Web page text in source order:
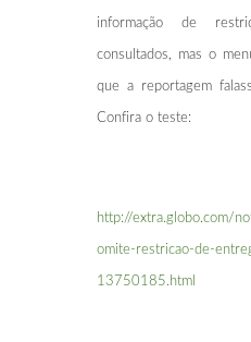
informação de
consultados, mas o
que a reportagem
Confira o teste:
http://extra.globo.com/
omite-restricao-de-
13750185.html